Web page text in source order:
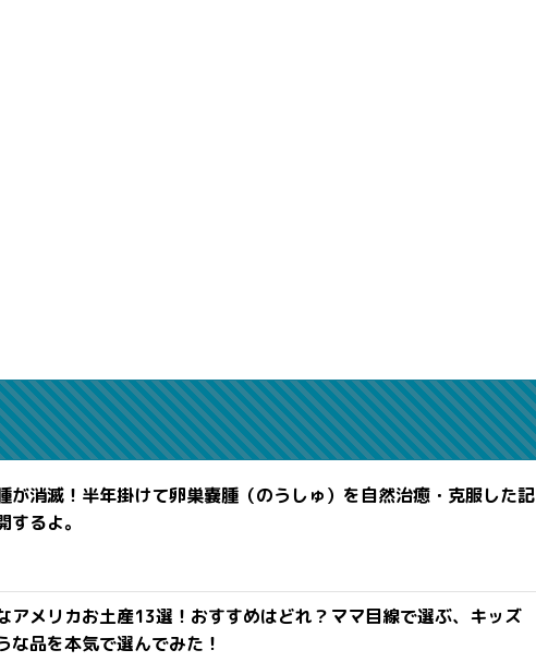
が消滅！半年掛けて卵巣嚢腫（のうしゅ）を自然治癒・克服した記
するよ。
アメリカお土産13選！おすすめはどれ？ママ目線で選ぶ、キッズ
な品を本気で選んでみた！